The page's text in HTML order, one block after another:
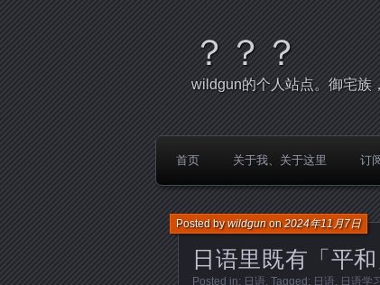
？？？
wildgun的个人站点。御宅族
首页 关于我、关于这里 订
日语里既有「平
Posted bywildgunon2024年11月7日
Posted in: 日语. Tagged: 日语, 日语学习